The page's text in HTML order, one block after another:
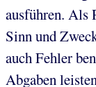
ausführen. Als
Sinn und
auch Fehler
Abgaben